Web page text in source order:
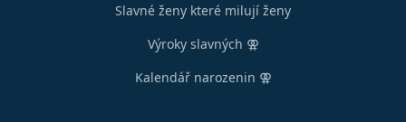
Slavné ženy které milují ženy
Výroky slavných ⚢
Kalendář narozenin ⚢